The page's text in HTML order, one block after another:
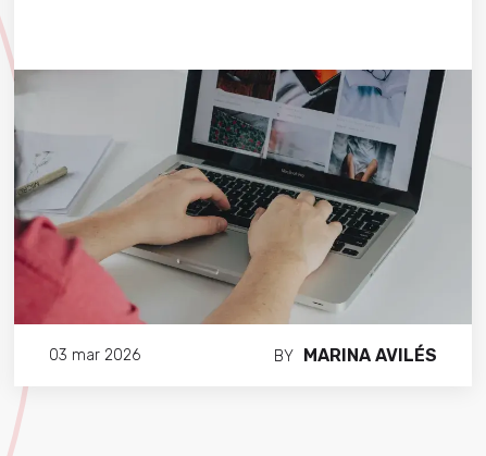
03 mar 2026 BY MARINA AVILÉS